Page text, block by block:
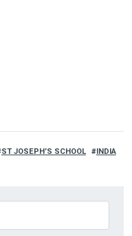
ST JOSEPH’S SCHOOL INDIA